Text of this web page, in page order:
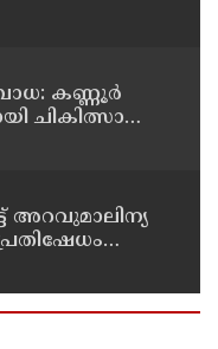
കണ്ണൂർ
ചികിത്സാ
അറവുമാലിന്യ